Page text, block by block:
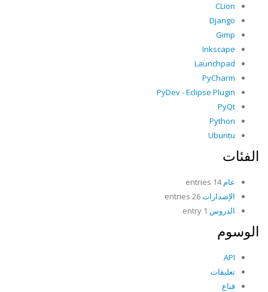
CLion
Django
Gimp
Inkscape
Launchpad
PyCharm
PyDev - Eclipse Plugin
PyQt
Python
Ubuntu
الفئات
عام14 entries
الإصدارات
الدروس
الوسوم
API
تعليقات
قناع